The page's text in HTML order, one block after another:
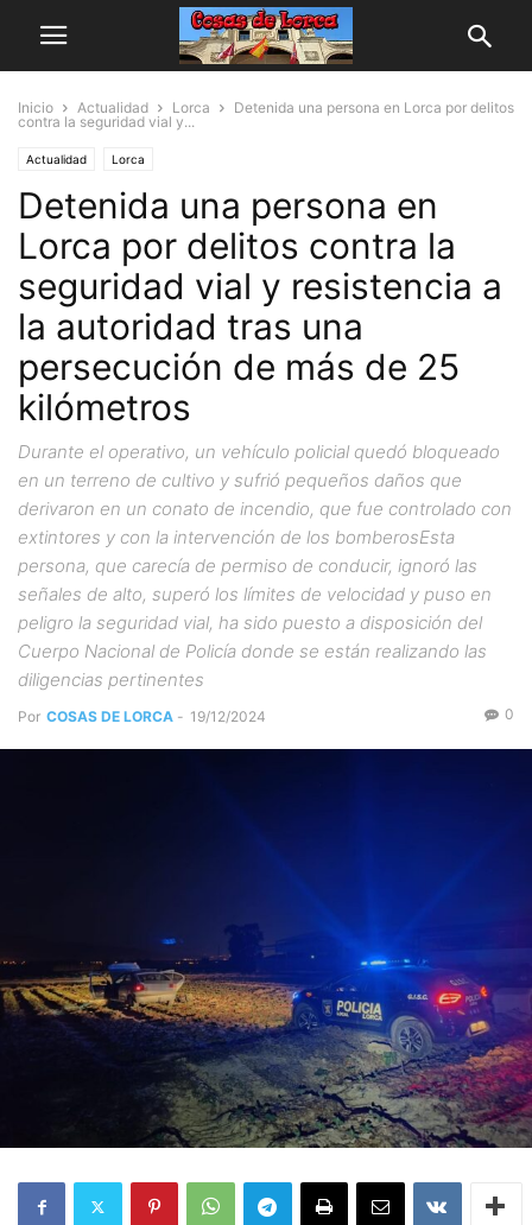
Inicio Actualidad Lorca
Detenida una persona en Lorca por delitos
contra la seguridad vial y...
Actualidad Lorca
Detenida una persona en
Lorca por delitos contra la
seguridad vial y resistencia a
la autoridad tras una
persecución de más de 25
kilómetros
Durante el operativo, un vehículo policial quedó bloqueado
en un terreno de cultivo y sufrió pequeños daños que
derivaron en un conato de incendio, que fue controlado con
extintores y con la intervención de los bomberosEsta
persona, que carecía de permiso de conducir, ignoró las
señales de alto, superó los límites de velocidad y puso en
peligro la seguridad vial, ha sido puesto a disposición del
Cuerpo Nacional de Policía donde se están realizando las
diligencias pertinentes
Por COSAS DE LORCA - 19/12/2024 0